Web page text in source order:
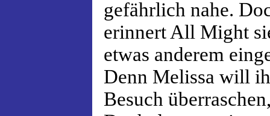
gefährlich nahe.
erinnert All Might
etwas anderem
Denn Melissa will
Besuch